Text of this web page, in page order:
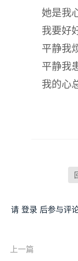
她是我
我要好
平静我
平静我
我的心
请 登录 后参与评
上一篇